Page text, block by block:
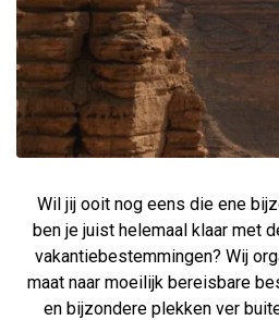
Wil jij ooit nog eens die ene
ben je juist helemaal klaar met
vakantiebestemmingen? Wij
maat naar moeilijk bereisbare
en bijzondere plekken ver